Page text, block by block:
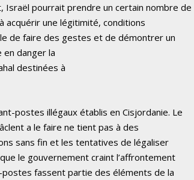
Israël pourrait prendre un certain nombre de
acquérir une légitimité, conditions
de faire des gestes et de démontrer un
danger la
destinées à
postes illégaux établis en Cisjordanie. Le
a le faire ne tient pas à des
sans fin et les tentatives de légaliser
le gouvernement craint l’affrontement
fassent partie des éléments de la